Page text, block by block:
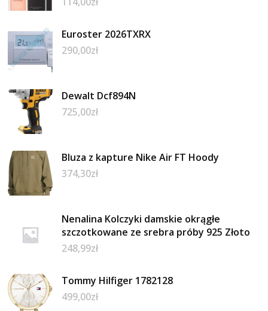
Euroster 2026TXRX
290,00zł
Dewalt Dcf894N
725,00zł
Bluza z kapture Nike Air FT Hoody
374,30zł
Nenalina Kolczyki damskie okrągłe
szczotkowane ze srebra próby 925 Złoto
248,99zł
Tommy Hilfiger 1782128
499,00zł